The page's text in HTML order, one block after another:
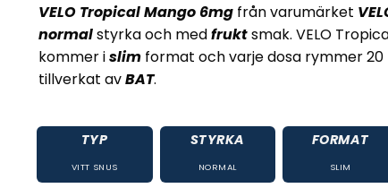
VELO Tropical Mango 6mg från varumärket
normalstyrka och medfruktsmak. VELO
kommer islim format och varje dosa rymmer 20
tillverkat avBAT.
TYP
VITT SNUS
STYRKA
NORMAL
FORMAT
SLIM